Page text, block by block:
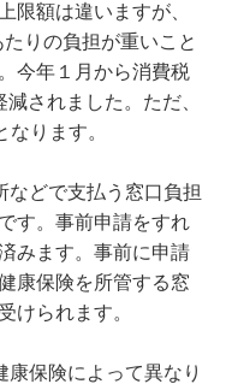
限額は違いますが、
りの負担が重いこと
今年１月から消費税
されました。ただ、
ります。
などで支払う窓口負担
す。事前申請をすれ
みます。事前に申請
康保険を所管する窓
けられます。
保険によって異なり